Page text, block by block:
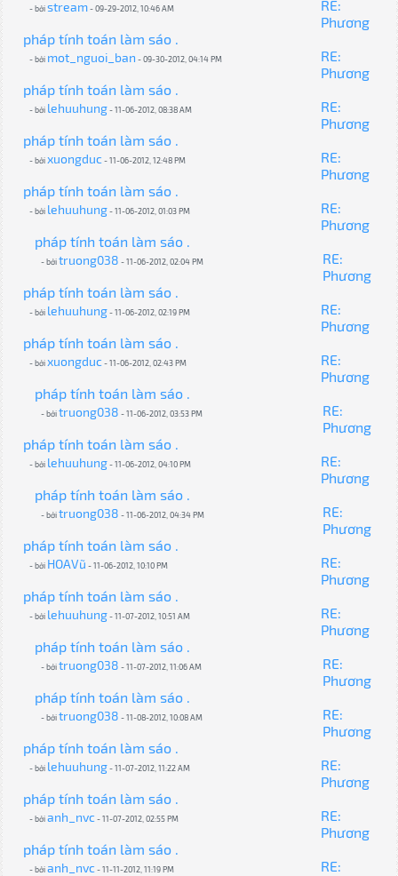
- bởistream- 09-29-2012, 10:46 AM
RE:
Phương
pháp tính toán làm sáo .
- bởi mot_nguoi_ban - 09-30-2012, 04:14 PM
RE:
Phương
pháp tính toán làm sáo .
- bởi lehuuhung- 11-06-2012, 08:38 AM
RE:
Phương
pháp tính toán làm sáo .
- bởixuongduc- 11-06-2012, 12:48 PM
RE:
Phương
pháp tính toán làm sáo .
- bởi lehuuhung- 11-06-2012, 01:03 PM
RE:
Phương
pháp tính toán làm sáo .
- bởitruong038 - 11-06-2012, 02:04 PM
RE:
Phương
pháp tính toán làm sáo .
- bởi lehuuhung- 11-06-2012, 02:19 PM
RE:
Phương
pháp tính toán làm sáo .
- bởixuongduc- 11-06-2012, 02:43 PM
RE:
Phương
pháp tính toán làm sáo .
- bởitruong038 - 11-06-2012, 03:53 PM
RE:
Phương
pháp tính toán làm sáo .
- bởi lehuuhung- 11-06-2012, 04:10 PM
RE:
Phương
pháp tính toán làm sáo .
- bởitruong038 - 11-06-2012, 04:34 PM
RE:
Phương
pháp tính toán làm sáo .
- bởi HOAVũ - 11-06-2012, 10:10 PM
RE:
Phương
pháp tính toán làm sáo .
- bởi lehuuhung- 11-07-2012, 10:51 AM
RE:
Phương
pháp tính toán làm sáo .
- bởitruong038 - 11-07-2012, 11:06 AM
RE:
Phương
pháp tính toán làm sáo .
- bởitruong038 - 11-08-2012, 10:08 AM
RE:
Phương
pháp tính toán làm sáo .
- bởi lehuuhung- 11-07-2012, 11:22 AM
RE:
Phương
pháp tính toán làm sáo .
- bởianh_nvc- 11-07-2012, 02:55 PM
RE:
Phương
pháp tính toán làm sáo .
- bởianh_nvc- 11-11-2012, 11:19 PM
RE: